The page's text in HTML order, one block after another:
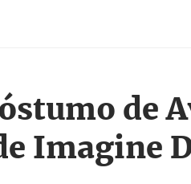
de
Imagine